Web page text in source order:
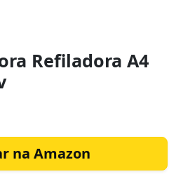
Refiladora A4
na Amazon